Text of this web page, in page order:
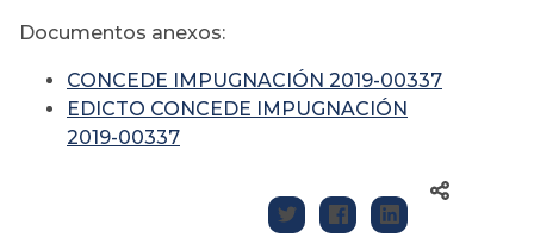
Documentos anexos:
CONCEDE IMPUGNACIÓN 2019-00337
EDICTO CONCEDE IMPUGNACIÓN
2019-00337